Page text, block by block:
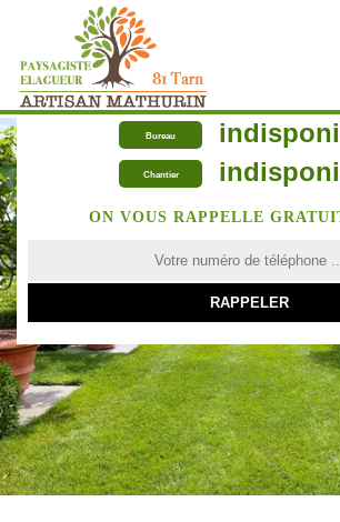
Bureau
Chantier
ON VOUS RAPPELLE